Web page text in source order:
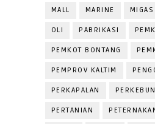
MALL MARINE MIGAS
OLI PABRIKASI
PEMKOT BONTANG
PEMPROV KALTIM
PERKAPALAN
PERTANIAN